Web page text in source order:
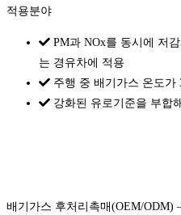
적용분야
PM과 NOx를 동시에 저
는 경유차에 적용
주행 중 배기가스 온도
강화된 유로기준을 부합
배기가스 후처리촉매(OEM/ODM)